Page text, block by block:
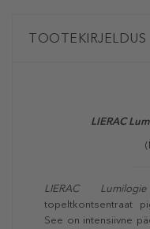
TOOTEKIRJELDUS
LIERAC
LIERAC Lumilogie
topeltkontsentraat
See on intensiivne